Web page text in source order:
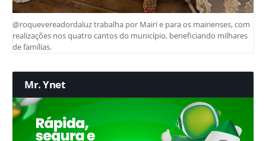
@roquevereadordaluz trabalha por Mairi e para os mairienses, com
realizações nos quatro cantos do município, beneficiando milhares
de famílias.
Mr. Ynet